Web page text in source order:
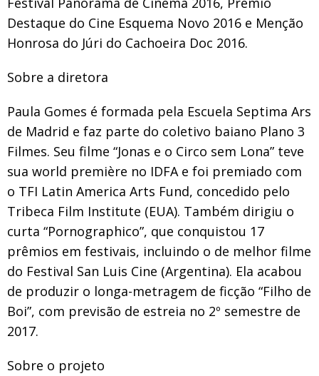
Destaque do Cine Esquema Novo 2016 e Menção
Honrosa do Júri do Cachoeira Doc 2016.
Sobre a diretora
Paula Gomes é formada pela Escuela Septima Ars
de Madrid e faz parte do coletivo baiano Plano 3
Filmes. Seu filme “Jonas e o Circo sem Lona” teve
sua world première no IDFA e foi premiado com
o TFI Latin America Arts Fund, concedido pelo
Tribeca Film Institute (EUA). Também dirigiu o
curta “Pornographico”, que conquistou 17
prêmios em festivais, incluindo o de melhor filme
do Festival San Luis Cine (Argentina). Ela acabou
de produzir o longa-metragem de ficção “Filho de
Boi”, com previsão de estreia no 2º semestre de
2017.
Sobre o projeto